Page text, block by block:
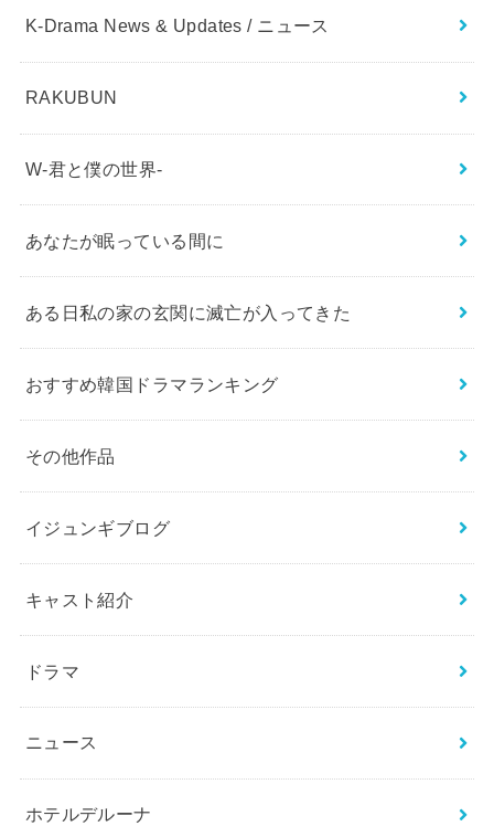
K-Drama News & Updates / ニュース
RAKUBUN
W-君と僕の世界-
あなたが眠っている間に
ある日私の家の玄関に滅亡が入ってきた
おすすめ韓国ドラマランキング
その他作品
イジュンギブログ
キャスト紹介
ドラマ
ニュース
ホテルデルーナ